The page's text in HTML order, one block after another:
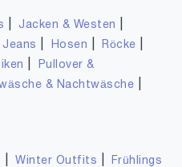
Jacken & Westen
Jeans Hosen Röcke
Pullover &
& Nachtwäsche
|Winter Outfits
Frühlings